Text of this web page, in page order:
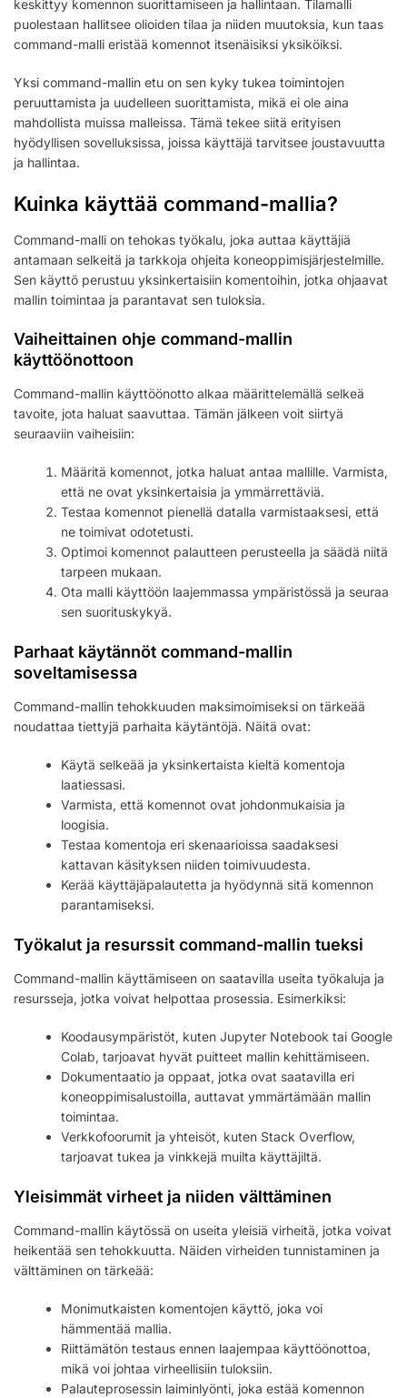
keskittyy komennon suorittamiseen ja hallintaan. Tilamalli
puolestaan hallitsee olioiden tilaa ja niiden muutoksia, kun taas
command-malli eristää komennot itsenäisiksi yksiköiksi.
Yksi command-mallin etu on sen kyky tukea toimintojen
peruuttamista ja uudelleen suorittamista, mikä ei ole aina
mahdollista muissa malleissa. Tämä tekee siitä erityisen
hyödyllisen sovelluksissa, joissa käyttäjä tarvitsee joustavuutta
ja hallintaa.
Kuinka käyttää command-mallia?
Command-malli on tehokas työkalu, joka auttaa käyttäjiä
antamaan selkeitä ja tarkkoja ohjeita koneoppimisjärjestelmille.
Sen käyttö perustuu yksinkertaisiin komentoihin, jotka ohjaavat
mallin toimintaa ja parantavat sen tuloksia.
Vaiheittainen ohje command-mallin
käyttöönottoon
Command-mallin käyttöönotto alkaa määrittelemällä selkeä
tavoite, jota haluat saavuttaa. Tämän jälkeen voit siirtyä
seuraaviin vaiheisiin:
Määritä komennot, jotka haluat antaa mallille. Varmista,
että ne ovat yksinkertaisia ja ymmärrettäviä.
Testaa komennot pienellä datalla varmistaaksesi, että
ne toimivat odotetusti.
Optimoi komennot palautteen perusteella ja säädä niitä
tarpeen mukaan.
Ota malli käyttöön laajemmassa ympäristössä ja seuraa
sen suorituskykyä.
Parhaat käytännöt command-mallin
soveltamisessa
Command-mallin tehokkuuden maksimoimiseksi on tärkeää
noudattaa tiettyjä parhaita käytäntöjä. Näitä ovat:
Käytä selkeää ja yksinkertaista kieltä komentoja
laatiessasi.
Varmista, että komennot ovat johdonmukaisia ja
loogisia.
Testaa komentoja eri skenaarioissa saadaksesi
kattavan käsityksen niiden toimivuudesta.
Kerää käyttäjäpalautetta ja hyödynnä sitä komennon
parantamiseksi.
Työkalut ja resurssit command-mallin tueksi
Command-mallin käyttämiseen on saatavilla useita työkaluja ja
resursseja, jotka voivat helpottaa prosessia. Esimerkiksi:
Koodausympäristöt, kuten Jupyter Notebook tai Google
Colab, tarjoavat hyvät puitteet mallin kehittämiseen.
Dokumentaatio ja oppaat, jotka ovat saatavilla eri
koneoppimisalustoilla, auttavat ymmärtämään mallin
toimintaa.
Verkkofoorumit ja yhteisöt, kuten Stack Overflow,
tarjoavat tukea ja vinkkejä muilta käyttäjiltä.
Yleisimmät virheet ja niiden välttäminen
Command-mallin käytössä on useita yleisiä virheitä, jotka voivat
heikentää sen tehokkuutta. Näiden virheiden tunnistaminen ja
välttäminen on tärkeää:
Monimutkaisten komentojen käyttö, joka voi
hämmentää mallia.
Riittämätön testaus ennen laajempaa käyttöönottoa,
mikä voi johtaa virheellisiin tuloksiin.
Palauteprosessin laiminlyönti, joka estää komennon